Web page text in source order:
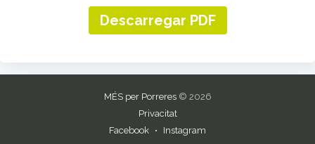
Descarregar PDF
MÉS per Porreres© 2026
Privacitat
Facebook
Instagram